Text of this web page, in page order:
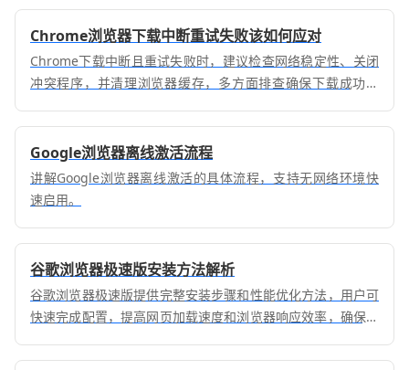
Chrome浏览器下载中断重试失败该如何应对
Chrome下载中断且重试失败时，建议检查网络稳定性、关闭
冲突程序，并清理浏览器缓存，多方面排查确保下载成功完
Google浏览器离线激活流程
讲解Google浏览器离线激活的具体流程，支持无网络环境快
速启用。
谷歌浏览器极速版安装方法解析
谷歌浏览器极速版提供完整安装步骤和性能优化方法，用户可
快速完成配置，提高网页加载速度和浏览器响应效率，确保上